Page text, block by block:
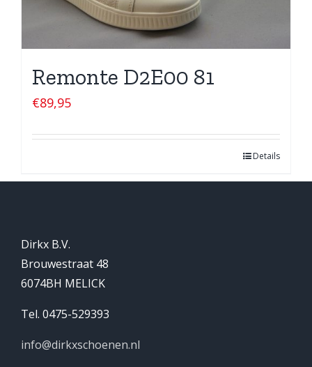
Remonte D2E00 81
€89,95
Details
Dirkx B.V.
Brouwestraat 48
6074BH MELICK
Tel. 0475-529393
info@dirkxschoenen.nl